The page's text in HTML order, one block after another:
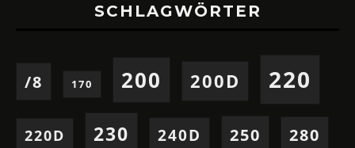
SCHLAGWÖRTER
/8 170 200 200D 220
220D 230 240D 250 280